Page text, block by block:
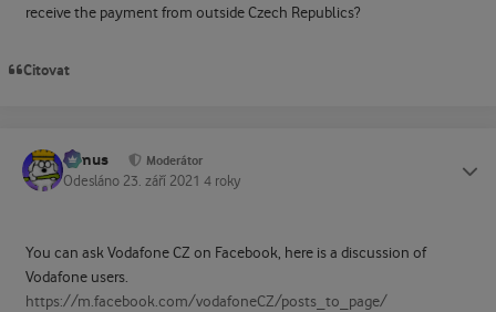
receive the payment from outside Czech Republics?
Citovat
tomus Moderátor
Odesláno 23. září 2021 4 roky
You can ask Vodafone CZ on Facebook, here is a discussion of
Vodafone users.
https://m.facebook.com/vodafoneCZ/posts_to_page/